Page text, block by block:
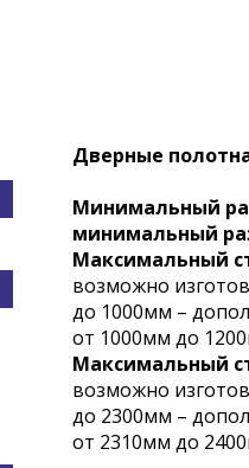
Дверные
Минимальный
минимальный
Максимальный
возможно
до 1000мм –
от 1000мм до
Максимальный
возможно
до 2300мм –
от 2310мм до